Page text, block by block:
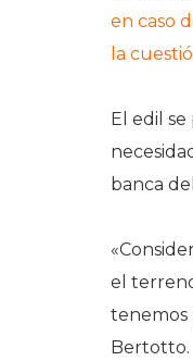
en caso
la
El edil
banca
el
tenemos
Bertotto.